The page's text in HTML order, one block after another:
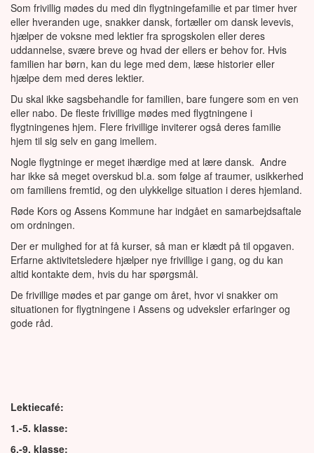
Som frivillig mødes du med din flygtningefamilie et par timer hver
eller hveranden uge, snakker dansk, fortæller om dansk levevis,
hjælper de voksne med lektier fra sprogskolen eller deres
uddannelse, svære breve og hvad der ellers er behov for. Hvis
familien har børn, kan du lege med dem, læse historier eller
hjælpe dem med deres lektier.
Du skal ikke sagsbehandle for familien, bare fungere som en ven
eller nabo. De fleste frivillige mødes med flygtningene i
flygtningenes hjem. Flere frivillige inviterer også deres familie
hjem til sig selv en gang imellem.
Nogle flygtninge er meget ihærdige med at lære dansk. Andre
har ikke så meget overskud bl.a. som følge af traumer, usikkerhed
om familiens fremtid, og den ulykkelige situation i deres hjemland.
Røde Kors og Assens Kommune har indgået en samarbejdsaftale
om ordningen.
Der er mulighed for at få kurser, så man er klædt på til opgaven.
Erfarne aktivitetsledere hjælper nye frivillige i gang, og du kan
altid kontakte dem, hvis du har spørgsmål.
De frivillige mødes et par gange om året, hvor vi snakker om
situationen for flygtningene i Assens og udveksler erfaringer og
gode råd.
Lektiecafé:
1.-5. klasse:
6.-9. klasse: